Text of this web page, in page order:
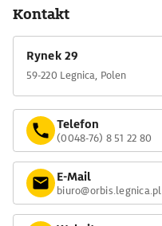
Kontakt
Rynek 29
59-220 Legnica, Polen
Telefon
(0048-76) 8 51 22 80
E-Mail
biuro@orbis.legnica.pl